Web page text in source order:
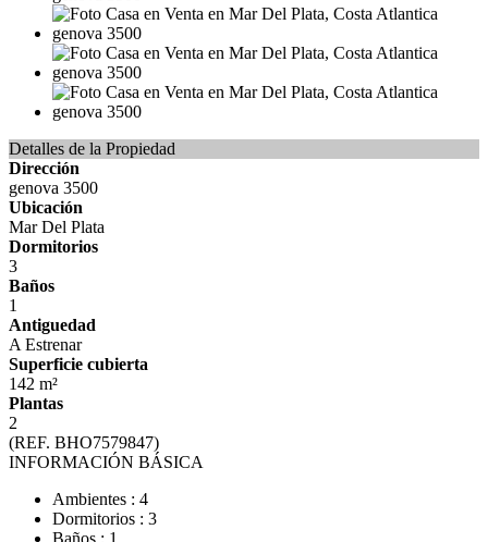
Detalles de la Propiedad
Dirección
genova 3500
Ubicación
Mar Del Plata
Dormitorios
3
Baños
1
Antiguedad
A Estrenar
Superficie cubierta
142 m²
Plantas
2
(REF. BHO7579847)
INFORMACIÓN BÁSICA
Ambientes : 4
Dormitorios : 3
Baños : 1